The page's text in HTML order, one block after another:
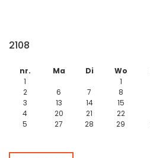
2108
nr. Ma Di Wo
1
1
2
6 7 8
3
13 14 15
4
20 21 22
5
27 28 29